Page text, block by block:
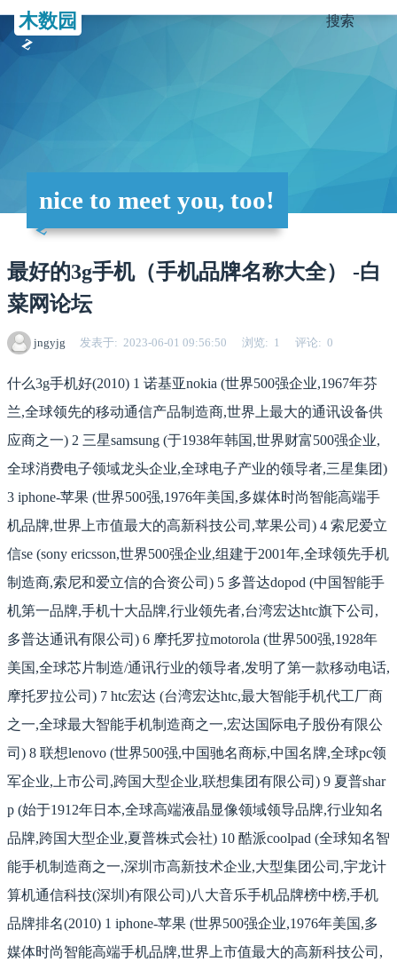
木数园 搜索
nice to meet you, too!
最好的3g手机（手机品牌名称大全） -白
菜网论坛
jngyjg 发表于 2023-06-01 09:56:50 浏览 1 评论 0
什么3g手机好(2010) 1 诺基亚nokia (世界500强企业,1967年芬
兰,全球领先的移动通信产品制造商,世界上最大的通讯设备供
应商之一) 2 三星samsung (于1938年韩国,世界财富500强企业,
全球消费电子领域龙头企业,全球电子产业的领导者,三星集团)
3 iphone-苹果 (世界500强,1976年美国,多媒体时尚智能高端手
机品牌,世界上市值最大的高新科技公司,苹果公司) 4 索尼爱立
信se (sony ericsson,世界500强企业,组建于2001年,全球领先手机
制造商,索尼和爱立信的合资公司) 5 多普达dopod (中国智能手
机第一品牌,手机十大品牌,行业领先者,台湾宏达htc旗下公司,
多普达通讯有限公司) 6 摩托罗拉motorola (世界500强,1928年
美国,全球芯片制造/通讯行业的领导者,发明了第一款移动电话,
摩托罗拉公司) 7 htc宏达 (台湾宏达htc,最大智能手机代工厂商
之一,全球最大智能手机制造商之一,宏达国际电子股份有限公
司) 8 联想lenovo (世界500强,中国驰名商标,中国名牌,全球pc领
军企业,上市公司,跨国大型企业,联想集团有限公司) 9 夏普shar
p (始于1912年日本,全球高端液晶显像领域领导品牌,行业知名
品牌,跨国大型企业,夏普株式会社) 10 酷派coolpad (全球知名智
能手机制造商之一,深圳市高新技术企业,大型集团公司,宇龙计
算机通信科技(深圳)有限公司)八大音乐手机品牌榜中榜,手机
品牌排名(2010) 1 iphone-苹果 (世界500强企业,1976年美国,多
媒体时尚智能高端手机品牌,世界上市值最大的高新科技公司,